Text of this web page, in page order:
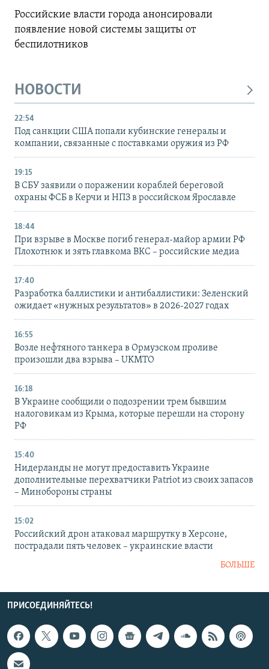
Российские власти города анонсировали
появление новой системы защиты от
беспилотников
НОВОСТИ
22:54
Под санкции США попали кубинские генералы и
компании, связанные с поставками оружия из РФ
19:15
В СБУ заявили о поражении кораблей береговой
охраны ФСБ в Керчи и НПЗ в российском Ярославле
18:44
При взрыве в Москве погиб генерал-майор армии РФ
Плохотнюк и зять главкома ВКС – российские медиа
17:40
Разработка баллистики и антибаллистики: Зеленский
ожидает «нужных результатов» в 2026-2027 годах
16:55
Возле нефтяного танкера в Ормузском проливе
произошли два взрыва – UKMTO
16:18
В Украине сообщили о подозрении трем бывшим
налоговикам из Крыма, которые перешли на сторону
РФ
15:40
Нидерланды не могут предоставить Украине
дополнительные перехватчики Patriot из своих запасов
– Минобороны страны
15:02
Российский дрон атаковал маршрутку в Херсоне,
пострадали пять человек – украинские власти
БОЛЬШЕ
ПРИСОЕДИНЯЙТЕСЬ!